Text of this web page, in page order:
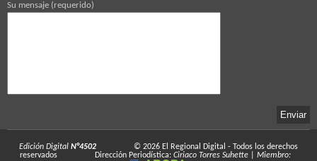
Su mensaje (requerido)
Edición Digital N°4502 © 2026 El Regional Digital - Todos los derechos
reservados
Dirección Periodística: Ciriaco Torres Suhette Miembro: